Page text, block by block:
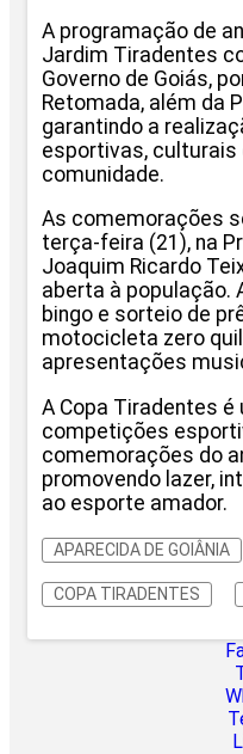
A programação de
Jardim Tiradentes
Governo de Goiás,
Retomada, além da
garantindo a
esportivas, culturais
comunidade.
As comemorações
terça-feira (21), na
Joaquim Ricardo
aberta à população.
bingo e sorteio de
motocicleta zero
apresentações
A Copa Tiradentes
competições
comemorações do
promovendo lazer,
ao esporte amador.
APARECIDA DE GOIÂNIA
COPA TIRADENTES